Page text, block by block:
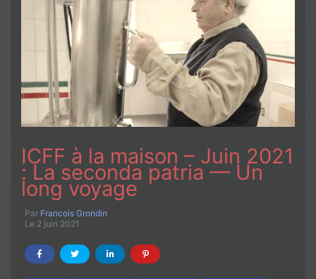
ICFF à la maison – Juin 2021
: La seconda patria — Un
long voyage
Par Francois Grondin
Le 2 juin 2021